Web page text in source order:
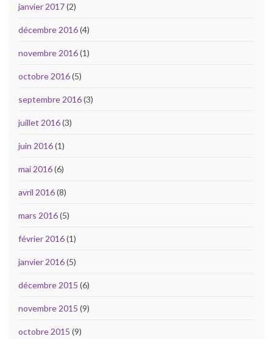
janvier 2017(2)
décembre 2016(4)
novembre 2016(1)
octobre 2016(5)
septembre 2016(3)
juillet 2016(3)
juin 2016(1)
mai 2016(6)
avril 2016(8)
mars 2016(5)
février 2016(1)
janvier 2016(5)
décembre 2015 (6)
novembre 2015 (9)
octobre 2015 (9)